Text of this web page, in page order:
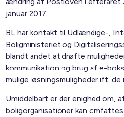
januar 2017.
BL har kontakt til Udlændige-,
Boligministeriet og
blandt andet at drøfte
kommunikation og brug af e-
mulige løsningsmuligheder ift. de
Umiddelbart er der enighed om,
boligorganisationer kan